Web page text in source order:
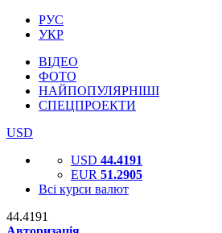
РУС
УКР
ВІДЕО
ФОТО
НАЙПОПУЛЯРНІШІ
СПЕЦПРОЕКТИ
USD
USD 44.4191
EUR 51.2905
Всі курси валют
44.4191